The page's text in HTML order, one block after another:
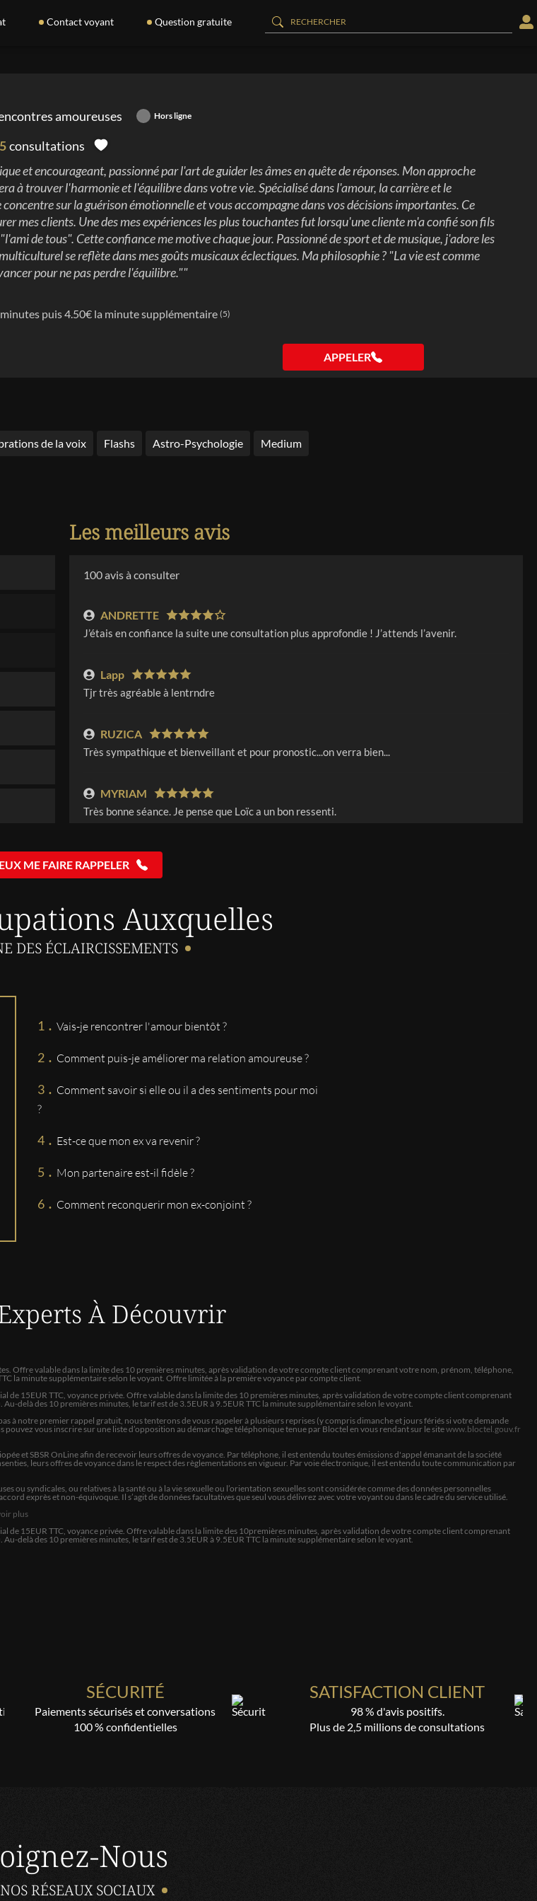
Contact voyant Question gratuite
amoureuses Hors ligne
consultations
et encourageant, passionné par l'art de guider les âmes en quête de réponses. Mon approche
à trouver l'harmonie et l'équilibre dans votre vie. Spécialisé dans l'amour, la carrière et le
sur la guérison émotionnelle et vous accompagne dans vos décisions importantes. Ce
mes clients. Une des mes expériences les plus touchantes fut lorsqu'une cliente m'a confié son fils
de tous". Cette confiance me motive chaque jour. Passionné de sport et de musique, j'adore les
se reflète dans mes goûts musicaux éclectiques. Ma philosophie ? "La vie est comme
pour ne pas perdre l'équilibre.""
puis4.50€ la minute supplémentaire (5)
APPELER
de la voix Flashs Astro-Psychologie Medium
Les meilleurs avis
100avis à consulter
ANDRETTE
J’étais en confiance la suite une consultation plus approfondie ! J’attends l’avenir.
Lapp
Tjr très agréable à lentrndre
RUZICA
Très sympathique et bienveillant et pour pronostic...on verra bien...
MYRIAM
Très bonne séance. Je pense que Loïc a un bon ressenti.
Olivier
Une bonne écoute, une bonne vision des choses maintenant j attends le résultat
NUNZIA
Toujours pareil, niveau ma situation amoureuse, j’écoute toujours les conseils de Loïc ,
pouvez-vous m’envoyer le mail que je puisse envoyer photo je l’ai plu merci
JACQUELINE
Très pro , mais la réalité reste à concrétisé . J'ai eu tellement de perspectives non arrivées.
Cordialement.
Tout ira bien Je verrai
CATHERINE
Très fort lol
FRANCOISE
A l'écoute rapide intelligent précis efficace bienveillant sans tourner autour du pot pour
arriver aux 10 minutes et dépasser le temps pour infliger un surcout ..Merci
VERONIQUE
Superbe personne je conseille
GIOVANNI
MARIE
Tres agreable et surtout très respectueux, et dans la réalité du moment meme si ce n'est pas
ce que l'on souhaite Merci a LOIC
Ttes vrai jadore
ME FAIRE RAPPELER
Auxquelles
DES ÉCLAIRCISSEMENTS
. Vais-je rencontrer l'amour bientôt ?
. Comment puis-je améliorer ma relation amoureuse ?
. Comment savoir si elle ou il a des sentiments pour moi
?
. Est-ce que mon ex va revenir ?
. Mon partenaire est-il fidèle ?
. Comment reconquerir mon ex-conjoint ?
À Découvrir
Offre valable dans la limite des 10 premières minutes, après validation de votre compte client comprenant votre nom, prénom, téléphone,
la minute supplémentaire selon le voyant. Offre limitée à la première voyance par compte client.
de 15EUR TTC, voyance privée. Offre valable dans la limite des 10 premières minutes, après validation de votre compte client comprenant
delà des 10 premières minutes, le tarif est de 3.5EUR à 9.5EUR TTC la minute supplémentaire selon le voyant.
à notre premier rappel gratuit, nous tenterons de vous rappeler à plusieurs reprises (y compris dimanche et jours fériés si votre demande
vous inscrire sur une liste d’opposition au démarchage téléphonique tenue par Bloctel en vous rendant sur le sitewww.bloctel.gouv.fr
et SBSR OnLine afin de recevoir leurs offres de voyance. Par téléphone, il est entendu toutes émissions d'appel émanant de la société
leurs offres de voyance dans le respect des règlementations en vigueur. Par voie électronique, il est entendu toute communication par
syndicales, ou relatives à la santé ou à la vie sexuelle ou l’orientation sexuelles sont considérée comme des données personnelles
exprès et non-équivoque. Il s’agit de données facultatives que seul vous délivrez avec votre voyant ou dans le cadre du service utilisé.
plus
de15EUR TTC, voyance privée. Offre valable dans la limite des 10premières minutes, après validation de votre compte client comprenant
delà des 10 premières minutes, le tarif est de 3.5EUR à 9.5EUR TTC la minute supplémentaire selon le voyant.
SÉCURITÉ
Paiements sécurisés et conversations
100 % confidentielles
SATISFACTION CLIENT
98 % d'avis positifs.
Plus de 2,5 millions de consultations
Nous
RÉSEAUX SOCIAUX